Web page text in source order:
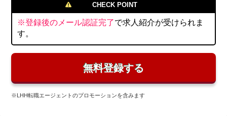
CHECK POINT
※登録後のメール認証完了で求人紹介が受けられま
す。
無料登録する
※LHH転職エージェントのプロモーションを含みます